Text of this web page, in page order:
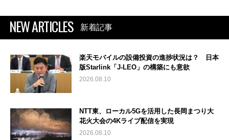
NEW ARTICLES 新着記事
楽天モバイルの設備投資の進捗状況は？ 日本
版Starlink「J-LEO」の構築にも意欲
2026.08.10
NTT東、ローカル5Gを活用した長岡まつり大
花火大会の4Kライブ配信を実現
2026.08.10